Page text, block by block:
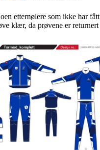
etternølere som ikke har
klær, da prøvene er